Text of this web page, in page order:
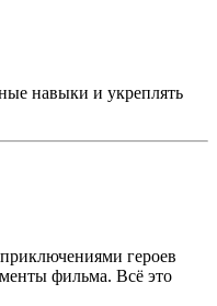
навыки и укреплять
героев
фильма. Всё это